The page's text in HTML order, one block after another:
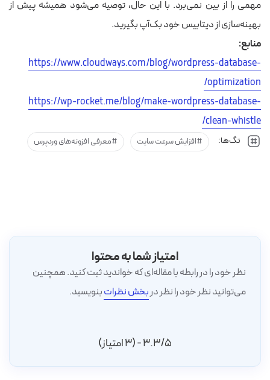
مهمی را از بین نمی‌برد. با این حال، توصیه می‌شود همیشه پیش از
بهینه‌سازی از دیتابیس خود بک‌آپ بگیرید.
منابع:
https://www.cloudways.com/blog/wordpress-database-
optimization/
https://wp-rocket.me/blog/make-wordpress-database-
clean-whistle/
تگ‌ها: افزایش سرعت سایت معرفی افزونه‌های وردپرس
امتیاز شما به محتوا
نظر خود را در رابطه با مقاله‌ای که خواندید ثبت کنید. همچنین
می‌توانید نظر خود را نظر در بخش نظراتبنویسید.
3.3/5 - (3 امتیاز)